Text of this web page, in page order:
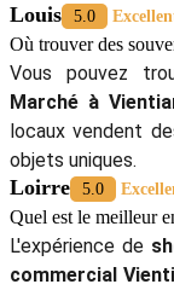
Louis 5.0
Où trouver des
Vous pouvez
Marché à
locaux vendent
objets uniques.
Loirre 5.0
Quel est le meilleur
L'expérience de
commercial